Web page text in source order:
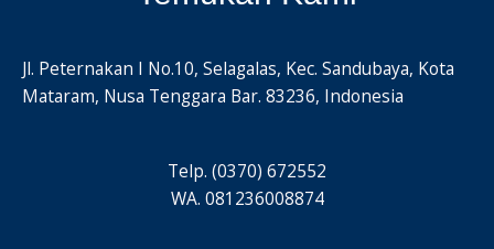
Jl. Peternakan I No.10, Selagalas, Kec. Sandubaya, Kota
Mataram, Nusa Tenggara Bar. 83236, Indonesia
Telp. (0370) 672552
WA. 081236008874